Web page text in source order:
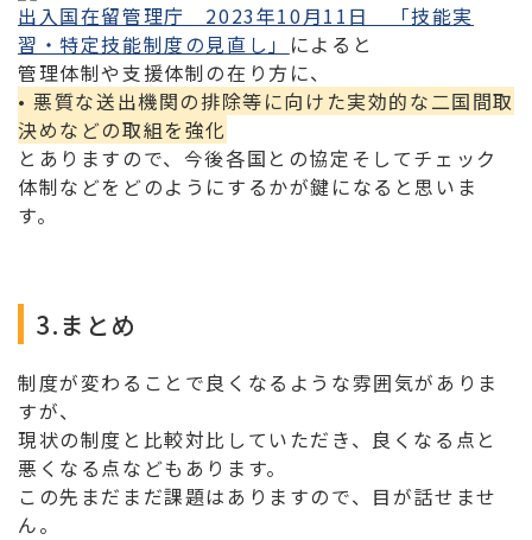
出入国在留管理庁 2023年10月11日 「技能実
習・特定技能制度の見直し」 によると
管理体制や支援体制の在り方に、
• 悪質な送出機関の排除等に向けた実効的な二国間取
決めなどの取組を強化
とありますので、今後各国との協定そしてチェック
体制などをどのようにするかが鍵になると思いま
す。
3.まとめ
制度が変わることで良くなるような雰囲気がありま
すが、
現状の制度と比較対比していただき、良くなる点と
悪くなる点などもあります。
この先まだまだ課題はありますので、目が話せませ
ん。